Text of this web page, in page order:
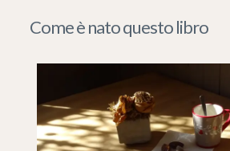
Come è nato questo libro